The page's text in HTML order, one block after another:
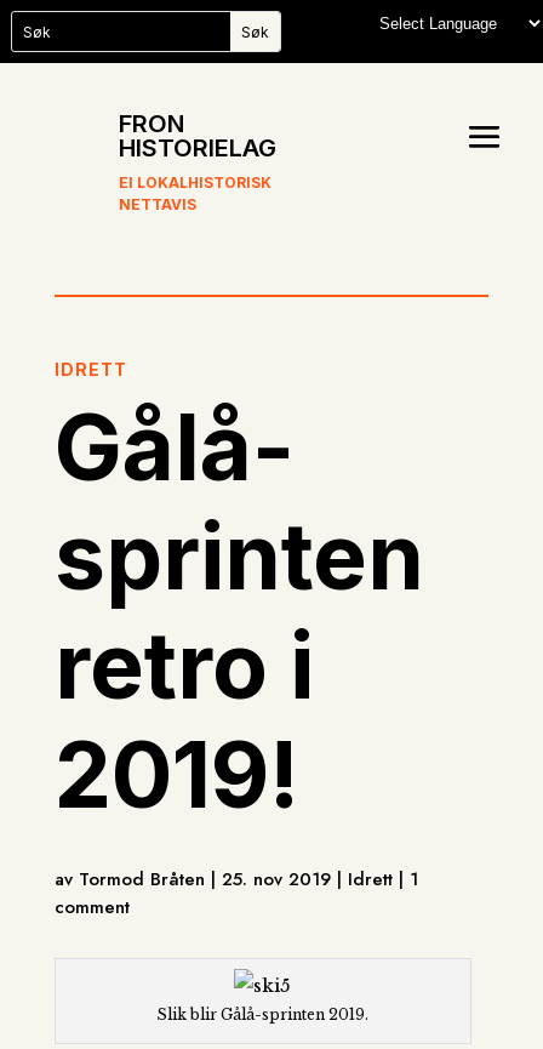
FRON
HISTORIELAG
EI LOKALHISTORISK
NETTAVIS
IDRETT
Gålå-
sprinten
retro i
2019!
av Tormod Bråten | 25. nov 2019 | Idrett | 1
comment
Slik blir Gålå-sprinten 2019.